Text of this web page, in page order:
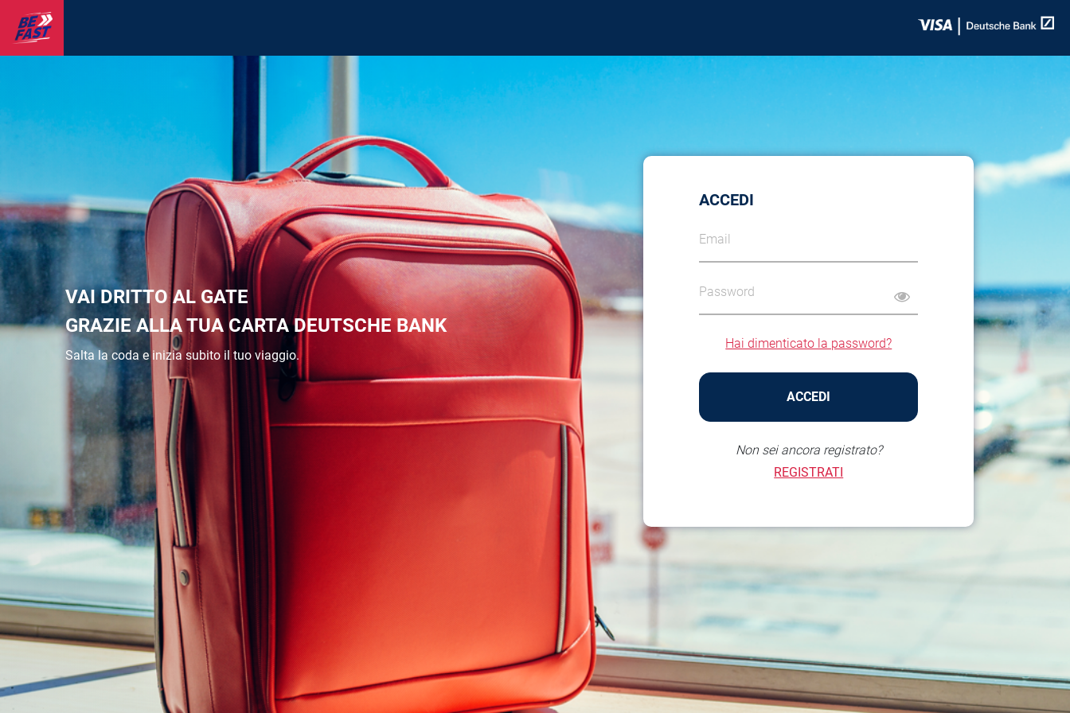
VAI DRITTO AL GATE
GRAZIE ALLA TUA CARTADEUTSCHE BANK
Salta la coda e inizia subito il tuo viaggio.
ACCEDI
Email
Password
Hai dimenticato la password?
ACCEDI
Non sei ancora registrato?
REGISTRATI